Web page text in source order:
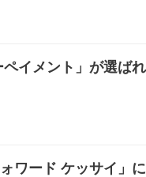
イメント」が選ば
ワード ケッサイ」